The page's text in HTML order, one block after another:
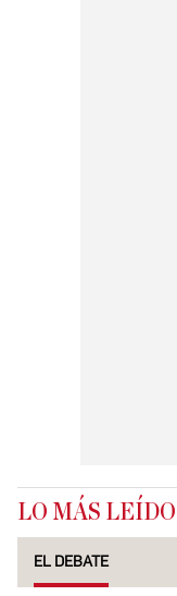
LO MÁS LEÍDO
EL DEBATE